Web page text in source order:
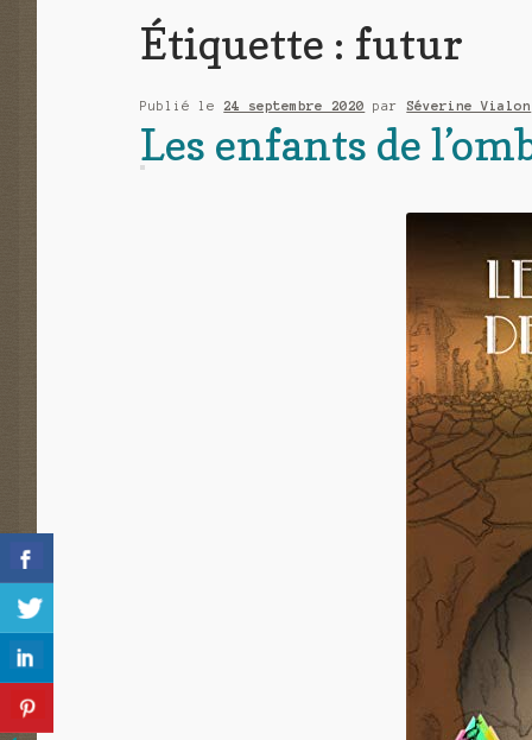
Étiquette : futur
Publié le 24 septembre 2020 parSéverine Vialon
Les enfants de